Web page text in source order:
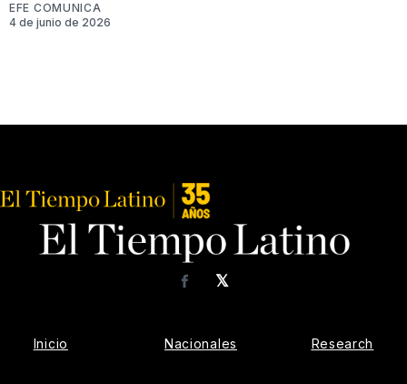
EFE COMUNICA
4 de junio de 2026
𝕏
Facebook
Inicio Nacionales Research